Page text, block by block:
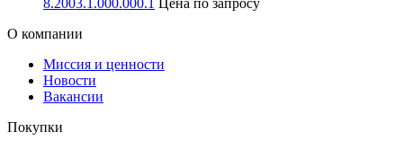
8.2003.1.000.000.1 Цена по запросу
О компании
Миссия и ценности
Новости
Вакансии
Покупки